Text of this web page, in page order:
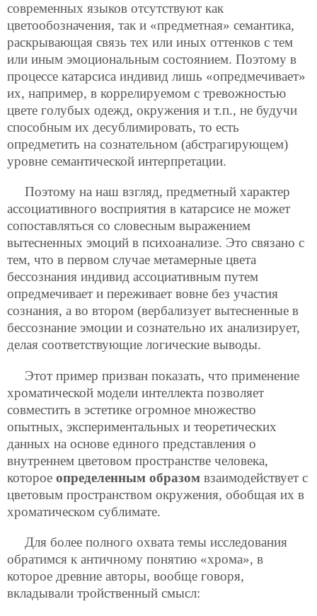
современных языков отсутствуют как
цветообозначения, так и «предметная» семантика,
раскрывающая связь тех или иных оттенков с тем
или иным эмоциональным состоянием. Поэтому в
процессе катарсиса индивид лишь «опредмечивает»
их, например, в коррелируемом с тревожностью
цвете голубых одежд, окружения и т.п., не будучи
способным их десублимировать, то есть
опредметить на сознательном (абстрагирующем)
уровне семантической интерпретации.
Поэтому на наш взгляд, предметный характер
ассоциативного восприятия в катарсисе не может
сопоставляться со словесным выражением
вытесненных эмоций в психоанализе. Это связано с
тем, что в первом случае метамерные цвета
бессознания индивид ассоциативным путем
опредмечивает и переживает вовне без участия
сознания, а во втором (вербализует вытесненные в
бессознание эмоции и сознательно их анализирует,
делая соответствующие логические выводы.
Этот пример призван показать, что применение
хроматической модели интеллекта позволяет
совместить в эстетике огромное множество
опытных, экспериментальных и теоретических
данных на основе единого представления о
внутреннем цветовом пространстве человека,
которое определенным образом взаимодействует с
цветовым пространством окружения, обобщая их в
хроматическом сублимате.
Для более полного охвата темы исследования
обратимся к античному понятию «хрома», в
которое древние авторы, вообще говоря,
вкладывали тройственный смысл: